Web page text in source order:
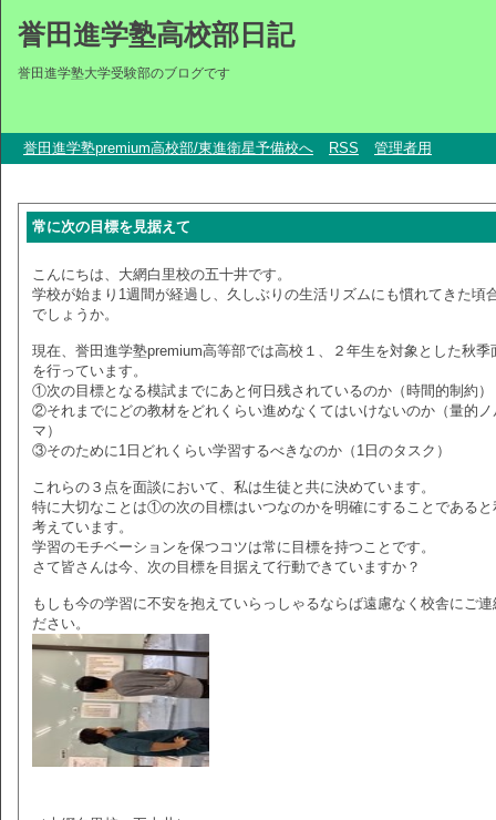
誉田進学塾高校部日記
誉田進学塾大学受験部のブログです
誉田進学塾premium高校部/東進衛星予備校へ RSS 管理者用
常に次の目標を見据えて
こんにちは、大網白里校の五十井です。
学校が始まり1週間が経過し、久しぶりの生活リズムにも慣れてきた頃
でしょうか。
現在、誉田進学塾premium高等部では高校１、２年生を対象とした秋季
を行っています。
①次の目標となる模試までにあと何日残されているのか（時間的制約）
②それまでにどの教材をどれくらい進めなくてはいけないのか（量的ノ
マ）
③そのために1日どれくらい学習するべきなのか（1日のタスク）
これらの３点を面談において、私は生徒と共に決めています。
特に大切なことは①の次の目標はいつなのかを明確にすることであると
考えています。
学習のモチベーションを保つコツは常に目標を持つことです。
さて皆さんは今、次の目標を目据えて行動できていますか？
もしも今の学習に不安を抱えていらっしゃるならば遠慮なく校舎にご連
ださい。